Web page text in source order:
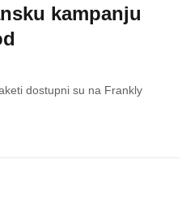
kampanju
dostupni su na Frankly